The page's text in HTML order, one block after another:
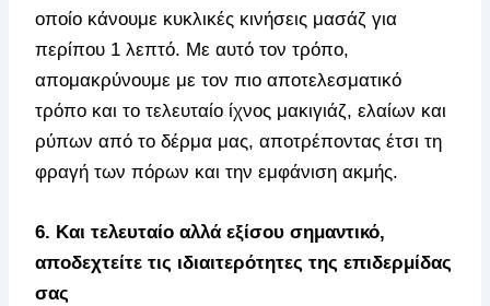
οποίο κάνουμε κυκλικές κινήσεις μασάζ για
περίπου 1 λεπτό. Με αυτό τον τρόπο,
απομακρύνουμε με τον πιο αποτελεσματικό
τρόπο και το τελευταίο ίχνος μακιγιάζ, ελαίων και
ρύπων από το δέρμα μας, αποτρέποντας έτσι τη
φραγή των πόρων και την εμφάνιση ακμής.
6. Και τελευταίο αλλά εξίσου σημαντικό,
αποδεχτείτε τις ιδιαιτερότητες της επιδερμίδας
σας